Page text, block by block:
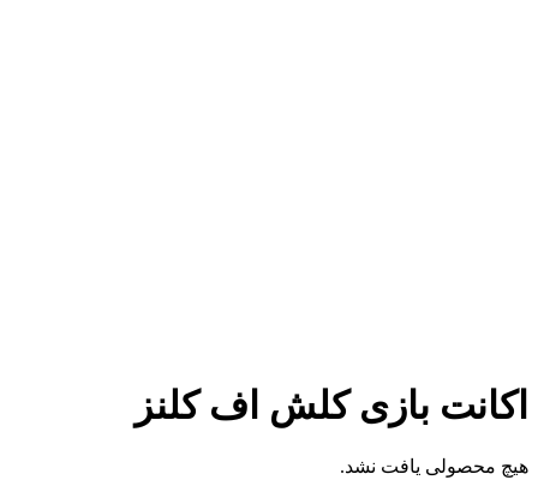
اکانت بازی کلش اف کلنز
هیچ محصولی یافت نشد.